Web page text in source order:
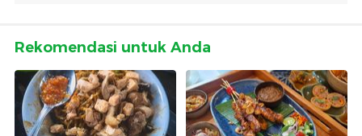
Rekomendasi untuk Anda